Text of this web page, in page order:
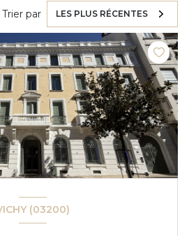
Trier par LES PLUS RÉCENTES
(03200)